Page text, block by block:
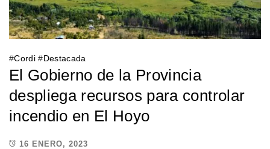
#Cordi #Destacada
El Gobierno de la Provincia
despliega recursos para controlar
incendio en El Hoyo
16 ENERO, 2023